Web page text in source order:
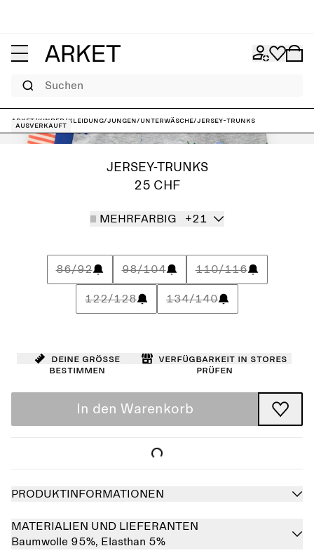
Suchen
ARKET/Kinder /Kleidung/Jungen/Unterwäsche/Jersey-Trunks
Ausverkauft
JERSEY-TRUNKS
25 CHF
MEHRFARBIG +21
86/92 98/104 110/116
122/128 134/140
Deine Größe
bestimmen
Verfügbarkeit in Stores
prüfen
In den Warenkorb
PRODUKTINFORMATIONEN
MATERIALIEN UND LIEFERANTEN
Baumwolle 95%, Elasthan 5%